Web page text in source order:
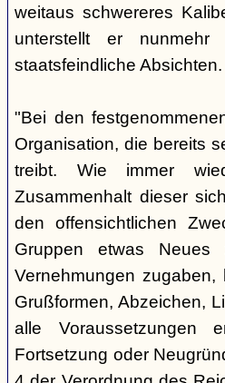
weitaus schwereres
unterstellt er nunmehr
staatsfeindliche
"Bei den
Organisation, die bereits
treibt. Wie immer
Zusammenhalt dieser
den offensichtlichen
Gruppen etwas
Vernehmungen
Grußformen, Abzeichen,
alle Voraussetzungen
Fortsetzung oder